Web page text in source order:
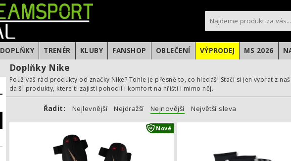
DOPLŇKY TRENÉR KLUBY FANSHOP OBLEČENÍ VÝPRODEJ MS 2026
Doplňky Nike
Používáš rád produkty od značky Nike? Tohle je přesně to, co hledáš! Stačí si jen vybrat z
další produkty, které ti zajistí pohodlí i komfort na hřišti i mimo něj.
Řadit: Nejlevnější Nejdražší Nejnovější Největší sleva
Nové